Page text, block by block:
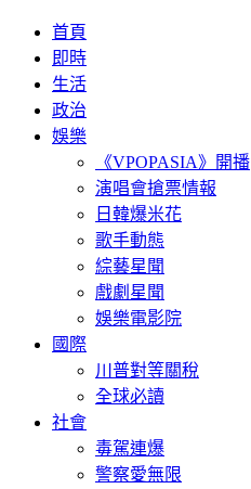
首頁
即時
生活
政治
娛樂
《VPOPASIA》開播
演唱會搶票情報
日韓爆米花
歌手動態
綜藝星聞
戲劇星聞
娛樂電影院
國際
川普對等關稅
全球必讀
社會
毒駕連爆
警察愛無限